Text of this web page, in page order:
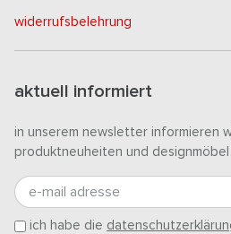
widerrufsbelehrung
aktuell informiert
in unserem newsletter informieren
produktneuheiten und
e-mail adresse
ich habe die